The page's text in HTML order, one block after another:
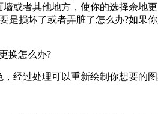
或者其他地方，使你的选择余地
是损坏了或者弄脏了怎么办?如
换怎么办?
过处理可以重新绘制你想要的图